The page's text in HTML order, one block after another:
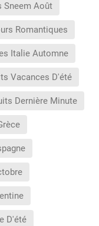
Sneem Août
Romantiques
Italie Automne
Vacances D'été
Dernière Minute
D'été